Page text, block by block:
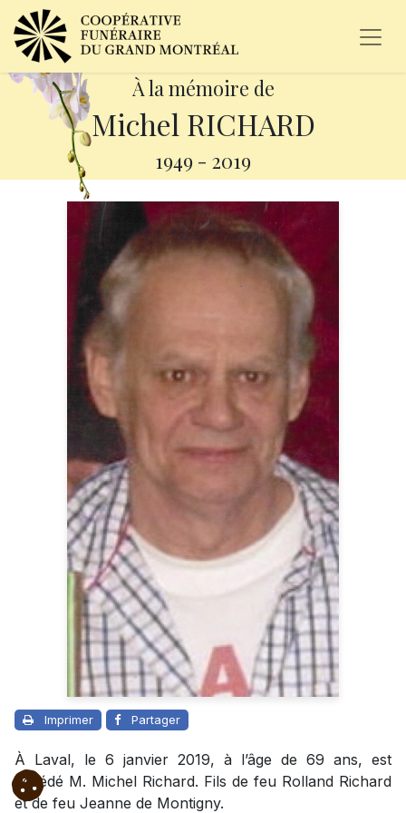
À la mémoire de
Michel RICHARD
1949 - 2019
Imprimer Partager
À Laval, le 6 janvier 2019, à l’âge de 69 ans, est
décédé M. Michel Richard. Fils de feu Rolland Richard
et de feu Jeanne de Montigny.